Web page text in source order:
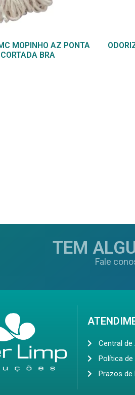
MOPINHO AZ PONTA
CORTADA BRA
TEM
Fale
Central
Política
Prazos de